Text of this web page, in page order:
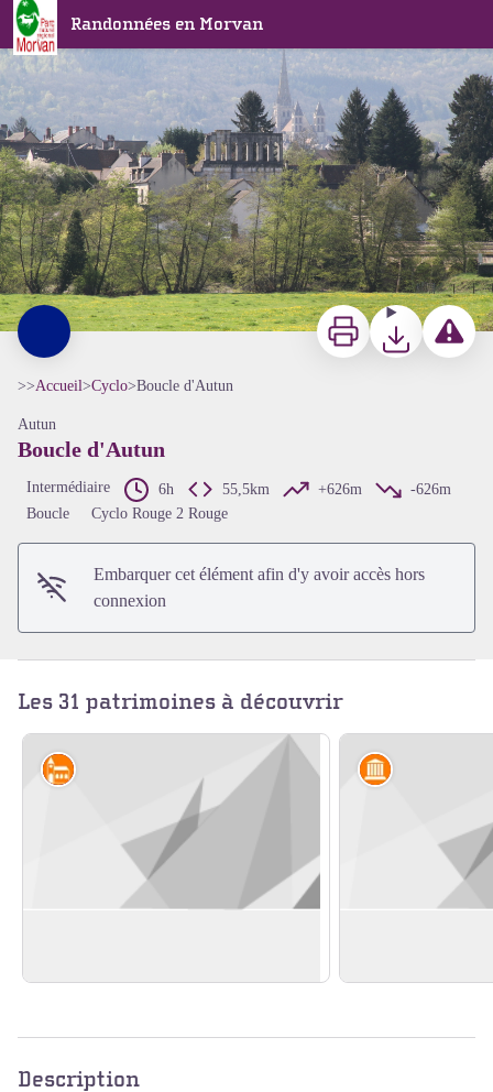
Randonnées en Morvan
Boucle d'Autun
Paysage Autun - A Millot Pnr Morvan
ImprimerTéléchargerSignaler
>>Accueil>Cyclo>Boucle d'Autun
Autun
Boucle d'Autun
Intermédiaire 6h 55,5km +626m
-626m
Boucle
Cyclo Rouge 2 Rouge
Embarquer cet élément afin d'y avoir accès hors
connexion
Les 31 patrimoines à découvrir
Édifices religieux et châteaux Artisanat et
Description